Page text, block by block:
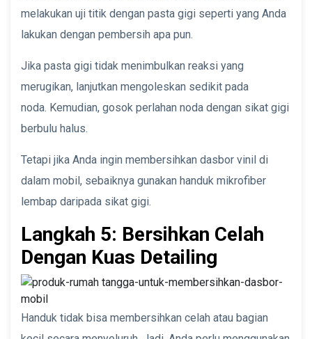
melakukan uji titik dengan pasta gigi seperti yang Anda
lakukan dengan pembersih apa pun.
Jika pasta gigi tidak menimbulkan reaksi yang
merugikan, lanjutkan mengoleskan sedikit pada
noda. Kemudian, gosok perlahan noda dengan sikat gigi
berbulu halus.
Tetapi jika Anda ingin membersihkan dasbor vinil di
dalam mobil, sebaiknya gunakan handuk mikrofiber
lembap daripada sikat gigi.
Langkah 5: Bersihkan Celah
Dengan Kuas Detailing
Handuk tidak bisa membersihkan celah atau bagian